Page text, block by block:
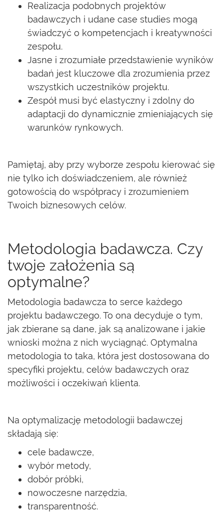
Realizacja podobnych projektów
badawczych i udane case studies mogą
świadczyć o kompetencjach i kreatywności
zespołu.
Jasne i zrozumiałe przedstawienie wyników
badań jest kluczowe dla zrozumienia przez
wszystkich uczestników projektu.
Zespół musi być elastyczny i zdolny do
adaptacji do dynamicznie zmieniających się
warunków rynkowych.
Pamiętaj, aby przy wyborze zespołu kierować się
nie tylko ich doświadczeniem, ale również
gotowością do współpracy i zrozumieniem
Twoich biznesowych celów.
Metodologia badawcza. Czy
twoje założenia są
optymalne?
Metodologia badawcza to serce każdego
projektu badawczego. To ona decyduje o tym,
jak zbierane są dane, jak są analizowane i jakie
wnioski można z nich wyciągnąć. Optymalna
metodologia to taka, która jest dostosowana do
specyfiki projektu, celów badawczych oraz
możliwości i oczekiwań klienta.
Na optymalizację metodologii badawczej
składają się:
cele badawcze,
wybór metody,
dobór próbki,
nowoczesne narzędzia,
transparentność.